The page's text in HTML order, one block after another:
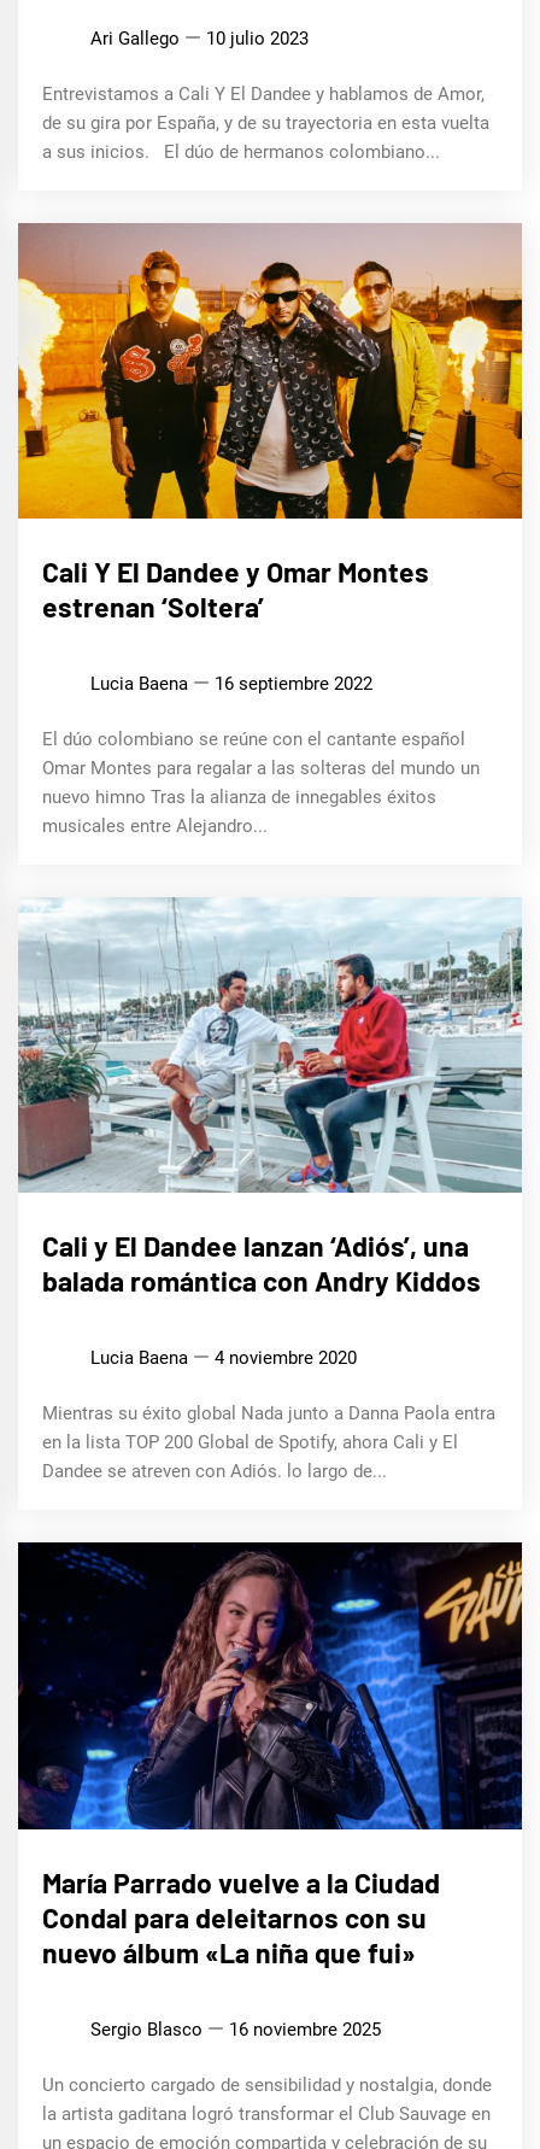
Ari Gallego 10 julio 2023
Entrevistamos a Cali Y El Dandee y hablamos de Amor,
de su gira por España, y de su trayectoria en esta vuelta
a sus inicios. El dúo de hermanos colombiano...
Cali Y El Dandee y Omar Montes
estrenan ‘Soltera’
Lucia Baena 16 septiembre 2022
El dúo colombiano se reúne con el cantante español
Omar Montes para regalar a las solteras del mundo un
nuevo himno Tras la alianza de innegables éxitos
musicales entre Alejandro...
Cali y El Dandee lanzan ‘Adiós’, una
balada romántica con Andry Kiddos
Lucia Baena 4 noviembre 2020
Mientras su éxito global Nada junto a Danna Paola entra
en la lista TOP 200 Global de Spotify, ahora Cali y El
Dandee se atreven con Adiós. lo largo de...
María Parrado vuelve a la Ciudad
Condal para deleitarnos con su
nuevo álbum «La niña que fui»
Sergio Blasco 16 noviembre 2025
Un concierto cargado de sensibilidad y nostalgia, donde
la artista gaditana logró transformar el Club Sauvage en
un espacio de emoción compartida y celebración de su